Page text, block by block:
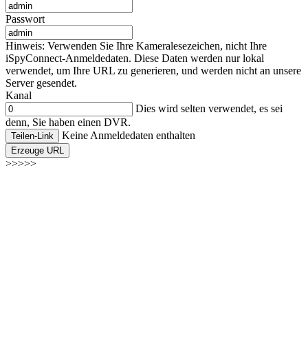
Passwort
Hinweis: Verwenden Sie Ihre Kameralesezeichen, nicht Ihre
iSpyConnect-Anmeldedaten. Diese Daten werden nur lokal
verwendet, um Ihre URL zu generieren, und werden nicht an unsere
Server gesendet.
Kanal
Dies wird selten verwendet, es sei
denn, Sie haben einen DVR.
Teilen-Link Keine Anmeldedaten enthalten
Erzeuge URL
>>>>>